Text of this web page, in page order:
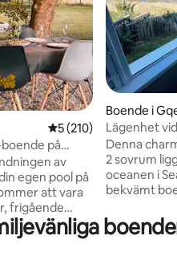
5 av 5 i genomsnittligt
5 (210)
på
av
egen pool på
att vara
frigående
Guide — När
Boende i
Lägenhet
Denna
2 sovrum
oceanen i
bekvämt
stenpooler
perfekt för